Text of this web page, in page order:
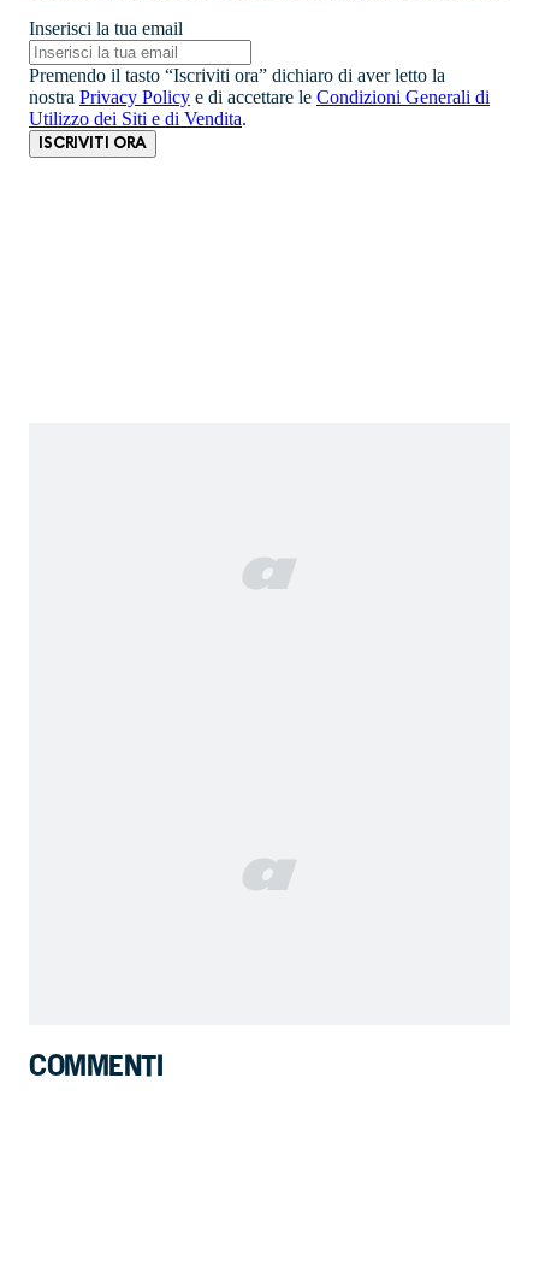
Inserisci la tua email
Premendo il tasto “Iscriviti ora” dichiaro di aver letto la
nostra Privacy Policy e di accettare le Condizioni Generali di
Utilizzo dei Siti e di Vendita.
ISCRIVITI ORA
COMMENTI